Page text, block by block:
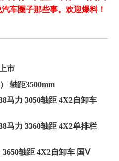
车圈子那些事。欢迎爆料！
市
轴距3500mm
马力 3050轴距 4X2自卸车
马力 3360轴距 4X2单排栏
轴距 4X2自卸车 国Ⅴ